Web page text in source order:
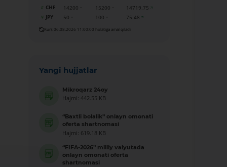
CHF
14200 15200
14719.75
JPY
50 100 75.48
Kurs 06.08.2026 11:00:00 holatiga amal qiladi
Yangi hujjatlar
Mikroqarz 24oy
Hajmi: 442.55 KB
“Baxtli bolalik” onlayn omonati
oferta shartnomasi
Hajmi: 619.18 KB
“FIFA-2026” milliy valyutada
onlayn omonati oferta
shartnomasi